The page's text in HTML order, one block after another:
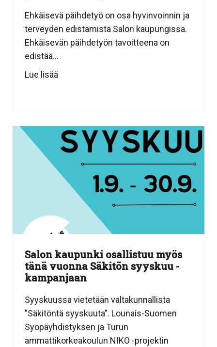
Ehkäisevä päihdetyö on osa hyvinvoinnin ja
terveyden edistämistä Salon kaupungissa.
Ehkäisevän päihdetyön tavoitteena on
edistää...
Lue lisää
Salon kaupunki osallistuu myös
tänä vuonna Säkitön syyskuu -
kampanjaan
Syyskuussa vietetään valtakunnallista
”Säkitöntä syyskuuta”. Lounais-Suomen
Syöpäyhdistyksen ja Turun
ammattikorkeakoulun NIKO -projektin